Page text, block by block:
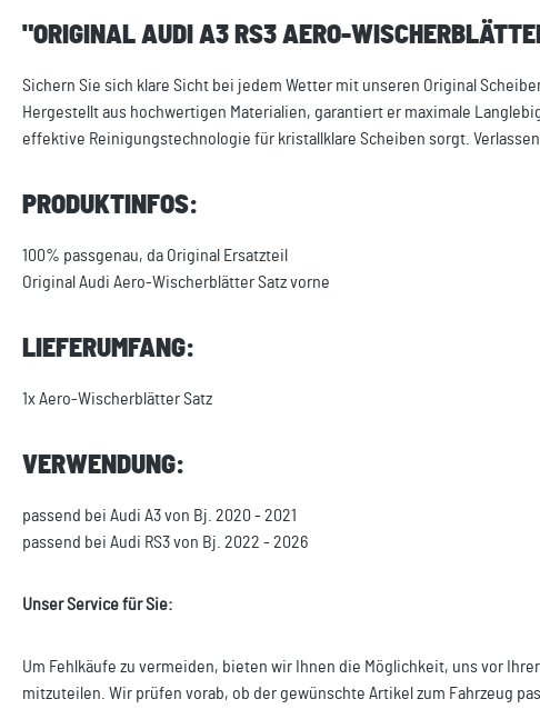
"ORIGINAL AUDI A3 RS3 AERO-
​Sichern Sie sich klare Sicht bei jedem Wetter mit unseren Original
Hergestellt aus hochwertigen Materialien, garantiert er maximale
effektive Reinigungstechnologie für kristallklare Scheiben sorgt.
PRODUKTINFOS:
100% passgenau, da Original Ersatzteil
Original Audi Aero-Wischerblätter Satz vorne
LIEFERUMFANG:
1x Aero-Wischerblätter Satz
VERWENDUNG:
passend bei Audi A3 von Bj. 2020 - 2021
passend bei Audi RS3 von Bj. 2022 - 2026
Unser Service für Sie:
Um Fehlkäufe zu vermeiden, bieten wir Ihnen die Möglichkeit, uns vor
mitzuteilen. Wir prüfen vorab, ob der gewünschte Artikel zum Fahrzeug